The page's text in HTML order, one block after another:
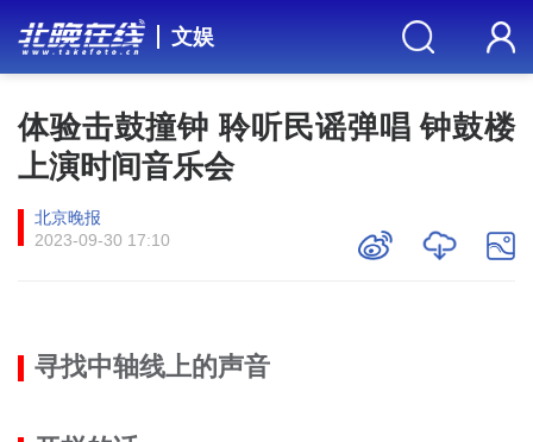
文娱
体验击鼓撞钟 聆听民谣弹唱 钟鼓楼
上演时间音乐会
北京晚报
2023-09-30 17:10
寻找中轴线上的声音